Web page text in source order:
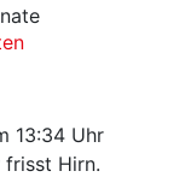
13:34 Uhr
frisst Hirn.